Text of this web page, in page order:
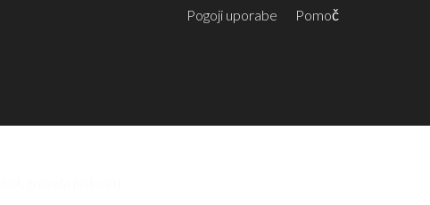
Pogoji uporabe Pomoč